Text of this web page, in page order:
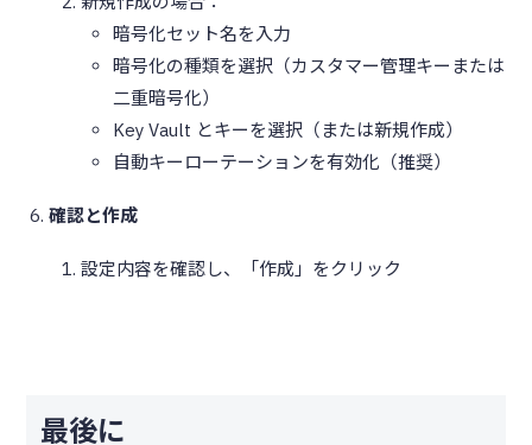
暗号化セット名を入力
暗号化の種類を選択（カスタマー管理キーまたは
二重暗号化）
Key Vault とキーを選択（または新規作成）
自動キーローテーションを有効化（推奨）
確認と作成
設定内容を確認し、「作成」をクリック
最後に